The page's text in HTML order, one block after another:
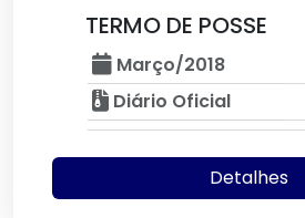
TERMO DE POSSE
Março/2018
Diário Oficial
Detalhes